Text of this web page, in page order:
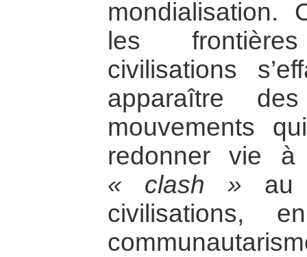
mondialisation.
les
civilisations
apparaître
mouvements
redonner vie
« clash »
civilisations,